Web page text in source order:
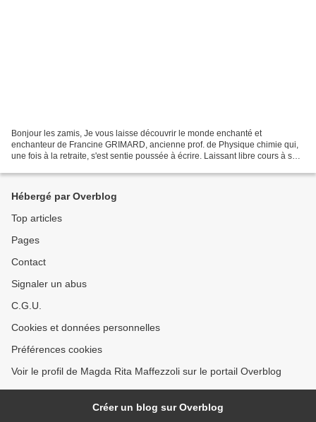
Bonjour les zamis, Je vous laisse découvrir le monde enchanté et
enchanteur de Francine GRIMARD, ancienne prof. de Physique chimie qui,
une fois à la retraite, s'est sentie poussée à écrire. Laissant libre cours à ses
Hébergé par Overblog
Top articles
Pages
Contact
Signaler un abus
C.G.U.
Cookies et données personnelles
Préférences cookies
Voir le profil de Magda Rita Maffezzoli sur le portail Overblog
Créer un blog sur Overblog